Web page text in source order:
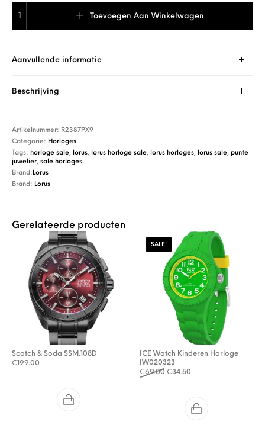
Toevoegen Aan Winkelwagen
Aanvullende informatie
Beschrijving
Artikelnummer: R2387PX9
Categorie: Horloges
Tags: horloge sale, lorus, lorus horloge sale, lorus horloges, lorus sale, punte
juwelier,sale horloges
Brand: Lorus
Brand: Lorus
Gerelateerde producten
Scotch & Soda SSM.108D
€199.00
SALE!
ICE Watch Kinderen Horloge
IW020323
€69.00 Oorspronkelijke prijs was:
€34.50